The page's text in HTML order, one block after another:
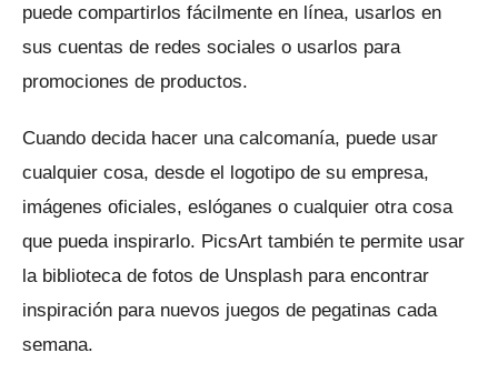
puede compartirlos fácilmente en línea, usarlos en
sus cuentas de redes sociales o usarlos para
promociones de productos.
Cuando decida hacer una calcomanía, puede usar
cualquier cosa, desde el logotipo de su empresa,
imágenes oficiales, eslóganes o cualquier otra cosa
que pueda inspirarlo. PicsArt también te permite usar
la biblioteca de fotos de Unsplash para encontrar
inspiración para nuevos juegos de pegatinas cada
semana.